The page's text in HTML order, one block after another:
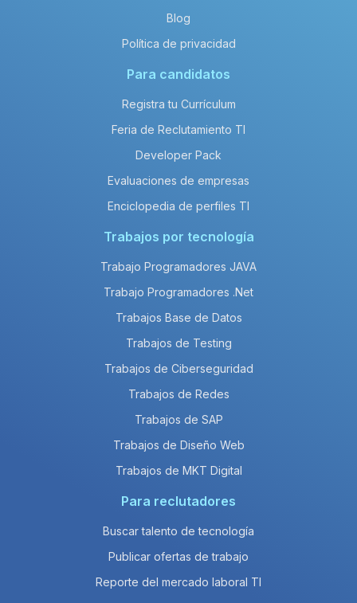
Blog
Política de privacidad
Para candidatos
Registra tu Currículum
Feria de Reclutamiento TI
Developer Pack
Evaluaciones de empresas
Enciclopedia de perfiles TI
Trabajos por tecnología
Trabajo Programadores JAVA
Trabajo Programadores .Net
Trabajos Base de Datos
Trabajos de Testing
Trabajos de Ciberseguridad
Trabajos de Redes
Trabajos de SAP
Trabajos de Diseño Web
Trabajos de MKT Digital
Para reclutadores
Buscar talento de tecnología
Publicar ofertas de trabajo
Reporte del mercado laboral TI